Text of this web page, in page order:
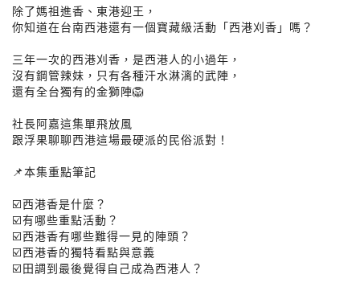
除了媽祖進香、東港迎王，
你知道在台南西港還有一個寶藏級活動「西港刈香」嗎？
三年一次的西港刈香，是西港人的小過年，
沒有鋼管辣妹，只有各種汗水淋漓的武陣，
還有全台獨有的金獅陣🦁
社長阿嘉這集單飛放風
跟浮果聊聊西港這場最硬派的民俗派對！
📌本集重點筆記
☑️西港香是什麼？
☑️有哪些重點活動？
☑️西港香有哪些難得一見的陣頭？
☑️西港香的獨特看點與意義
☑️田調到最後覺得自己成為西港人？